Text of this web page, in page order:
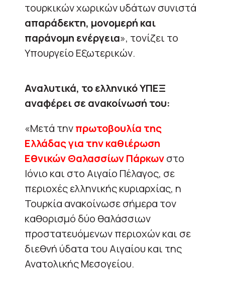
τουρκικών χωρικών υδάτων συνιστά
απαράδεκτη, μονομερή και
παράνομη ενέργεια», τονίζει το
Υπουργείο Εξωτερικών.
Αναλυτικά, το ελληνικό ΥΠΕΞ
αναφέρει σε ανακοίνωσή του:
«Μετά τηνπρωτοβουλία της
Ελλάδας για την καθιέρωση
Εθνικών Θαλασσίων Πάρκωνστο
Ιόνιο και στο Αιγαίο Πέλαγος, σε
περιοχές ελληνικής κυριαρχίας, η
Τουρκία ανακοίνωσε σήμερα τον
καθορισμό δύο θαλάσσιων
προστατευόμενων περιοχών και σε
διεθνή ύδατα του Αιγαίου και της
Ανατολικής Μεσογείου.